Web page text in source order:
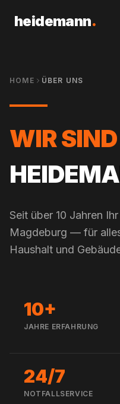
heidemann.
HOME ÜBER UNS
WIR SIND
Seit über 10 Jahren
Magdeburg — für
Haushalt und
10+
JAHRE ERFAHRUNG
24/7
NOTFALLSERVICE